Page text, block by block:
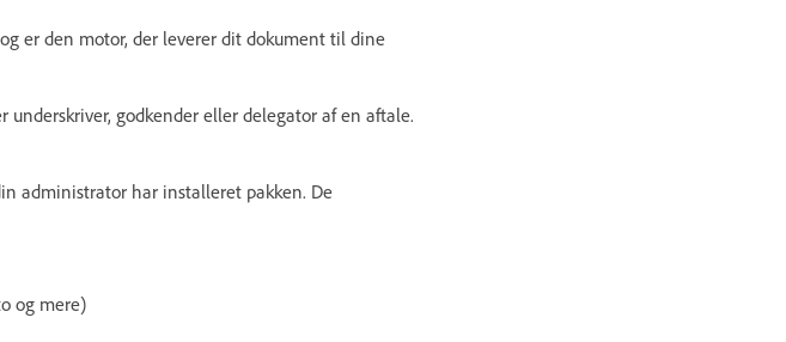
er den motor, der leverer dit dokument til dine
godkender eller delegator af en aftale.
administrator har installeret pakken. De
og mere)